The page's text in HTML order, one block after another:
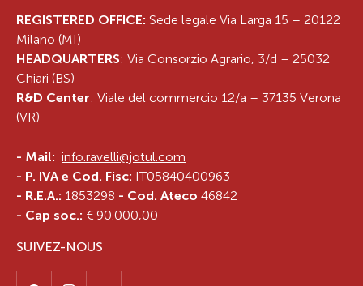
REGISTERED OFFICE: Sede legale Via Larga 15 – 20122
Milano (MI)
HEADQUARTERS: Via Consorzio Agrario, 3/d – 25032
Chiari (BS)
R&D Center: Viale del commercio 12/a – 37135 Verona
(VR)
- Mail: info.ravelli@jotul.com
- P. IVA e Cod. Fisc: IT05840400963
- R.E.A.: 1853298 - Cod. Ateco 46842
- Cap soc.: € 90.000,00
SUIVEZ-NOUS